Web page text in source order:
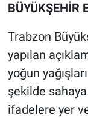
BÜYÜKŞEHİR
Trabzon
yapılan
yoğun
şekilde
ifadelere yer